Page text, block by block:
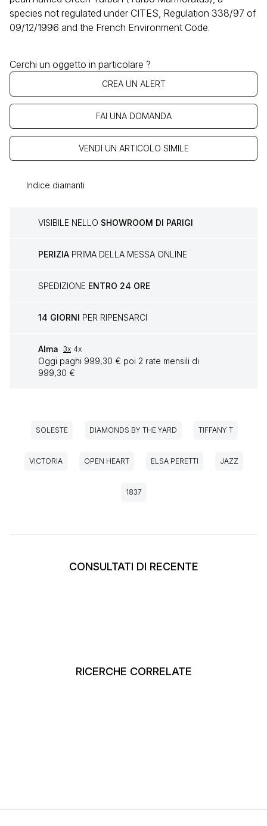
species not regulated under CITES, Regulation 338/97 of
09/12/1996 and the French Environment Code.
Cerchi un oggetto in particolare ?
CREA UN ALERT
FAI UNA DOMANDA
VENDI UN ARTICOLO SIMILE
Indice diamanti
VISIBILE NELLO SHOWROOM DI PARIGI
PERIZIA PRIMA DELLA MESSA ONLINE
SPEDIZIONE ENTRO 24 ORE
14 GIORNI PER RIPENSARCI
Alma 3x 4x
Oggi paghi 999,30 € poi 2 rate mensili di
999,30 €
SOLESTE DIAMONDS BY THE YARD TIFFANY T
VICTORIA OPEN HEART ELSA PERETTI JAZZ
1837
CONSULTATI DI RECENTE
RICERCHE CORRELATE